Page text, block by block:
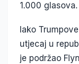
1.000 glasova.
Iako
utjecaj u
je podržao